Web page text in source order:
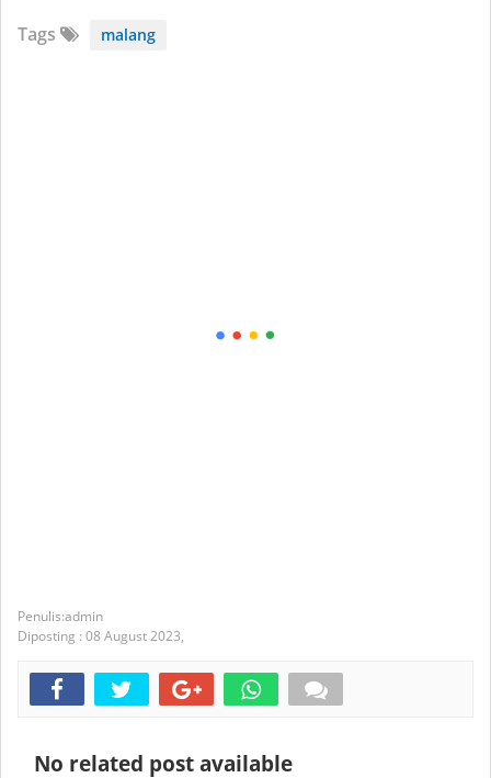
Tags malang
admin
Diposting : 08 August 2023,
No related post available